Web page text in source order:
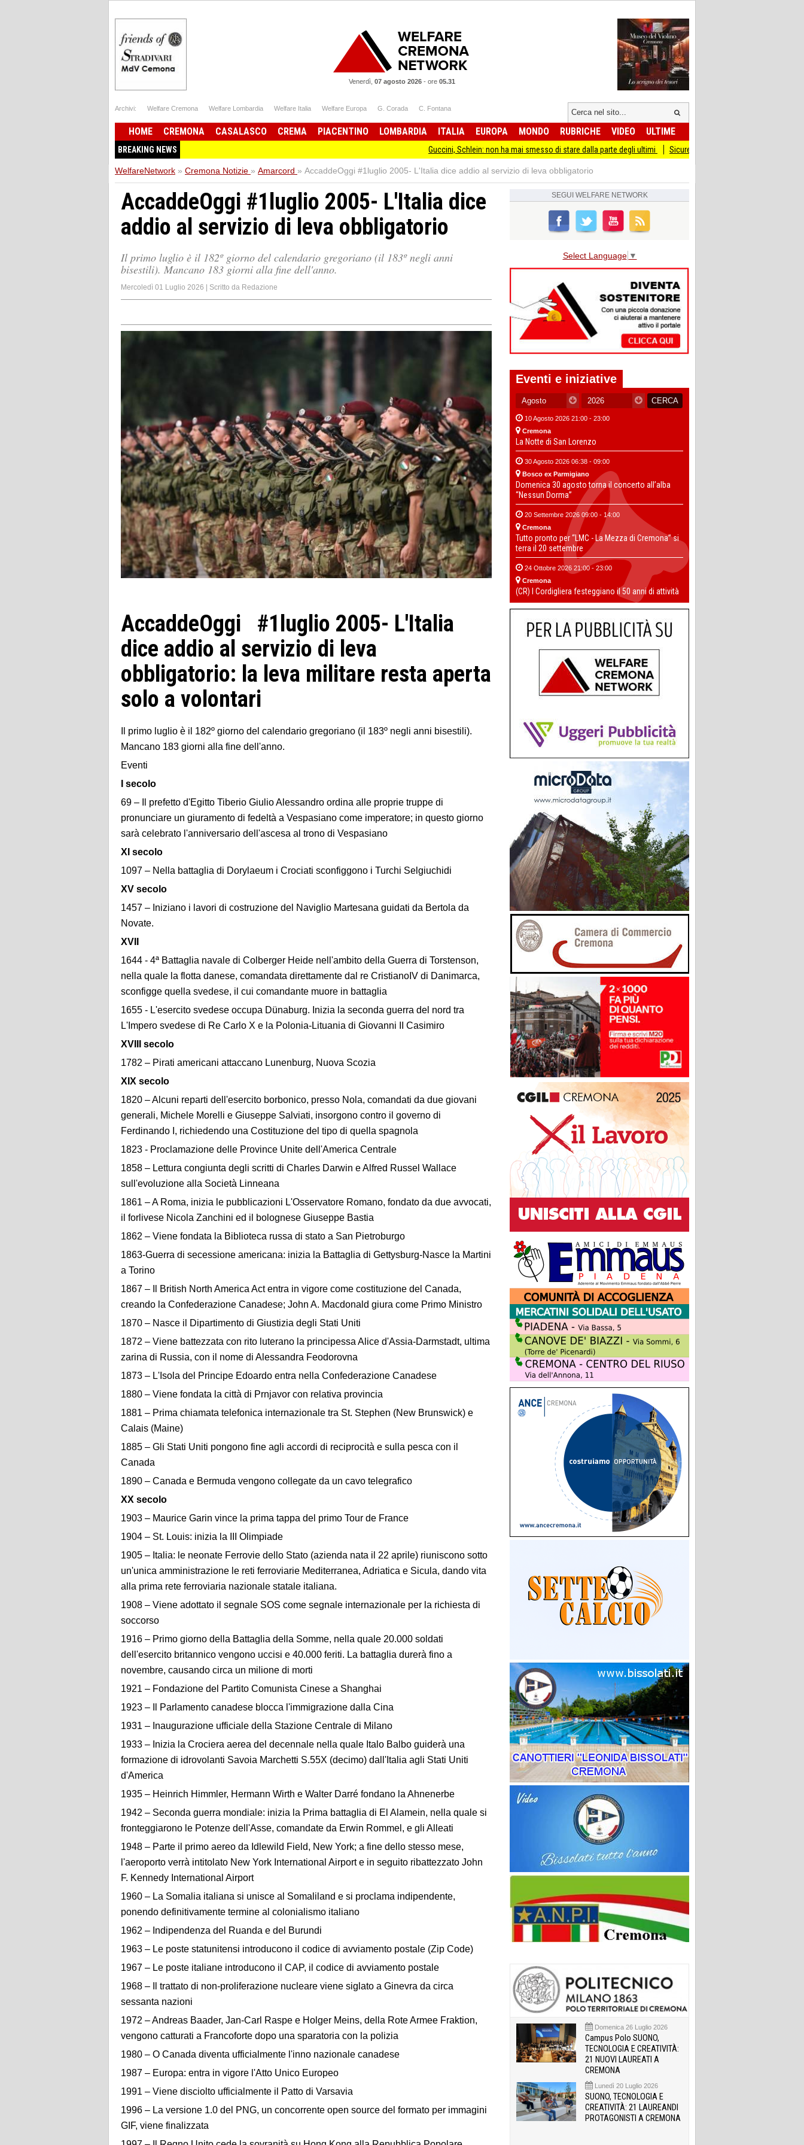
Venerdì, 07 agosto 2026 - ore 05.31
Archivi: Welfare Cremona Welfare Lombardia Welfare Italia Welfare Europa G. Corada C. Fontana
HOME CREMONA CASALASCO CREMA PIACENTINO LOMBARDIA ITALIA EUROPA MONDO RUBRICHE VIDEO ULTIME
BREAKING NEWS Guccini, Schlein: non ha mai smesso di stare dalla parte degli ultimi Sicurezza I Giovani Democratici ribattono ai
WelfareNetwork » Cremona Notizie » Amarcord » AccaddeOggi #1luglio 2005- L'Italia dice addio al servizio di leva obbligatorio
AccaddeOggi #1luglio 2005- L'Italia dice
addio al servizio di leva obbligatorio
Il primo luglio è il 182º giorno del calendario gregoriano (il 183º negli anni
bisestili). Mancano 183 giorni alla fine dell'anno.
Mercoledì 01 Luglio 2026 | Scritto da Redazione
AccaddeOggi #1luglio 2005- L'Italia
dice addio al servizio di leva
obbligatorio: la leva militare resta aperta
solo a volontari
Il primo luglio è il 182º giorno del calendario gregoriano (il 183º negli anni bisestili).
Mancano 183 giorni alla fine dell'anno.
Eventi
I secolo
69 – Il prefetto d'Egitto Tiberio Giulio Alessandro ordina alle proprie truppe di
pronunciare un giuramento di fedeltà a Vespasiano come imperatore; in questo giorno
sarà celebrato l'anniversario dell'ascesa al trono di Vespasiano
XI secolo
1097 – Nella battaglia di Dorylaeum i Crociati sconfiggono i Turchi Selgiuchidi
XV secolo
1457 – Iniziano i lavori di costruzione del Naviglio Martesana guidati da Bertola da
Novate.
XVII
1644 - 4ª Battaglia navale di Colberger Heide nell'ambito della Guerra di Torstenson,
nella quale la flotta danese, comandata direttamente dal re CristianoIV di Danimarca,
sconfigge quella svedese, il cui comandante muore in battaglia
1655 - L'esercito svedese occupa Dünaburg. Inizia la seconda guerra del nord tra
L'Impero svedese di Re Carlo X e la Polonia-Lituania di Giovanni II Casimiro
XVIII secolo
1782 – Pirati americani attaccano Lunenburg, Nuova Scozia
XIX secolo
1820 – Alcuni reparti dell'esercito borbonico, presso Nola, comandati da due giovani
generali, Michele Morelli e Giuseppe Salviati, insorgono contro il governo di
Ferdinando I, richiedendo una Costituzione del tipo di quella spagnola
1823 - Proclamazione delle Province Unite dell'America Centrale
1858 – Lettura congiunta degli scritti di Charles Darwin e Alfred Russel Wallace
sull'evoluzione alla Società Linneana
1861 – A Roma, inizia le pubblicazioni L'Osservatore Romano, fondato da due avvocati,
il forlivese Nicola Zanchini ed il bolognese Giuseppe Bastia
1862 – Viene fondata la Biblioteca russa di stato a San Pietroburgo
1863-Guerra di secessione americana: inizia la Battaglia di Gettysburg-Nasce la Martini
a Torino
1867 – Il British North America Act entra in vigore come costituzione del Canada,
creando la Confederazione Canadese; John A. Macdonald giura come Primo Ministro
1870 – Nasce il Dipartimento di Giustizia degli Stati Uniti
1872 – Viene battezzata con rito luterano la principessa Alice d'Assia-Darmstadt, ultima
zarina di Russia, con il nome di Alessandra Feodorovna
1873 – L'Isola del Principe Edoardo entra nella Confederazione Canadese
1880 – Viene fondata la città di Prnjavor con relativa provincia
1881 – Prima chiamata telefonica internazionale tra St. Stephen (New Brunswick) e
Calais (Maine)
1885 – Gli Stati Uniti pongono fine agli accordi di reciprocità e sulla pesca con il
Canada
1890 – Canada e Bermuda vengono collegate da un cavo telegrafico
XX secolo
1903 – Maurice Garin vince la prima tappa del primo Tour de France
1904 – St. Louis: inizia la III Olimpiade
1905 – Italia: le neonate Ferrovie dello Stato (azienda nata il 22 aprile) riuniscono sotto
un'unica amministrazione le reti ferroviarie Mediterranea, Adriatica e Sicula, dando vita
alla prima rete ferroviaria nazionale statale italiana.
1908 – Viene adottato il segnale SOS come segnale internazionale per la richiesta di
soccorso
1916 – Primo giorno della Battaglia della Somme, nella quale 20.000 soldati
dell'esercito britannico vengono uccisi e 40.000 feriti. La battaglia durerà fino a
novembre, causando circa un milione di morti
1921 – Fondazione del Partito Comunista Cinese a Shanghai
1923 – Il Parlamento canadese blocca l'immigrazione dalla Cina
1931 – Inaugurazione ufficiale della Stazione Centrale di Milano
1933 – Inizia la Crociera aerea del decennale nella quale Italo Balbo guiderà una
formazione di idrovolanti Savoia Marchetti S.55X (decimo) dall'Italia agli Stati Uniti
d'America
1935 – Heinrich Himmler, Hermann Wirth e Walter Darré fondano la Ahnenerbe
1942 – Seconda guerra mondiale: inizia la Prima battaglia di El Alamein, nella quale si
fronteggiarono le Potenze dell'Asse, comandate da Erwin Rommel, e gli Alleati
1948 – Parte il primo aereo da Idlewild Field, New York; a fine dello stesso mese,
l'aeroporto verrà intitolato New York International Airport e in seguito ribattezzato John
F. Kennedy International Airport
1960 – La Somalia italiana si unisce al Somaliland e si proclama indipendente,
ponendo definitivamente termine al colonialismo italiano
1962 – Indipendenza del Ruanda e del Burundi
1963 – Le poste statunitensi introducono il codice di avviamento postale (Zip Code)
1967 – Le poste italiane introducono il CAP, il codice di avviamento postale
1968 – Il trattato di non-proliferazione nucleare viene siglato a Ginevra da circa
sessanta nazioni
1972 – Andreas Baader, Jan-Carl Raspe e Holger Meins, della Rote Armee Fraktion,
vengono catturati a Francoforte dopo una sparatoria con la polizia
1980 – O Canada diventa ufficialmente l'inno nazionale canadese
1987 – Europa: entra in vigore l'Atto Unico Europeo
1991 – Viene disciolto ufficialmente il Patto di Varsavia
1996 – La versione 1.0 del PNG, un concorrente open source del formato per immagini
GIF, viene finalizzata
SEGUI WELFARE NETWORK
Select Language ▼
Eventi e iniziative
10 Agosto 2026 21:00 - 23:00
Cremona
La Notte di San Lorenzo
30 Agosto 2026 06:38 - 09:00
Bosco ex Parmigiano
Domenica 30 agosto torna il concerto all’alba
“Nessun Dorma”
20 Settembre 2026 09:00 - 14:00
Cremona
Tutto pronto per “LMC - La Mezza di Cremona” si
terra il 20 settembre
24 Ottobre 2026 21:00 - 23:00
Cremona
(CR) I Cordigliera festeggiano il 50 anni di attività
Domenica 26 Luglio 2026
Campus Polo SUONO,
TECNOLOGIA E CREATIVITÀ:
21 NUOVI LAUREATI A
CREMONA
Lunedì 20 Luglio 2026
SUONO, TECNOLOGIA E
CREATIVITÀ: 21 LAUREANDI
PROTAGONISTI A CREMONA